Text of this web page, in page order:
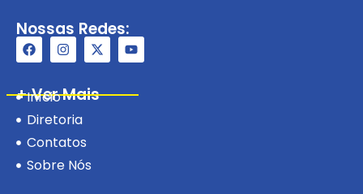
Nossas Redes:
+ Ver Mais
Início
Diretoria
Contatos
Sobre Nós